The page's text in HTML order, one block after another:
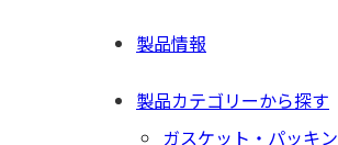
製品情報
製品カテゴリーから探す
ガスケット・パッキン